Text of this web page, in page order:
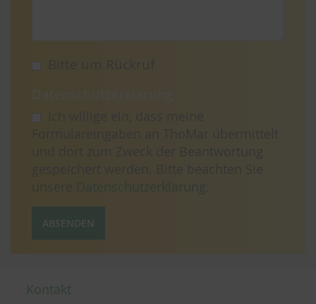
Datenschutzerklärung
Datenschutzerklärung
ABSENDEN
Kontakt